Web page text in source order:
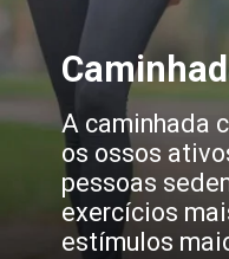
A caminhada
os ossos
pessoas
exercícios
estímulos